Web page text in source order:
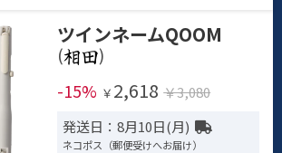
ツインネームQOOM
(
)
-15% ￥ 2,618 ￥3,080
発送日：8月10日(月)
ネコポス（郵便受けへお届け）